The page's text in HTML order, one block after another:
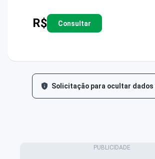
R$ Consultar
Solicitação para ocultar dados